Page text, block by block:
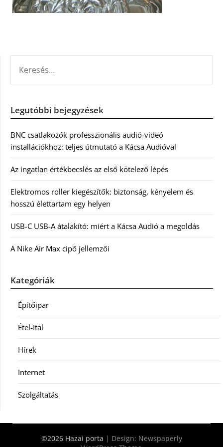
Legutóbbi bejegyzések
BNC csatlakozók professzionális audió-videó
installációkhoz: teljes útmutató a Kácsa Audióval
Az ingatlan értékbecslés az első kötelező lépés
Elektromos roller kiegészítők: biztonság, kényelem és
hosszú élettartam egy helyen
USB-C USB-A átalakító: miért a Kácsa Audió a megoldás
A Nike Air Max cipő jellemzői
Kategóriák
Építőipar
Étel-Ital
Hírek
Internet
Szolgáltatás
©2026 Hazai porta | Design: Newspaperly